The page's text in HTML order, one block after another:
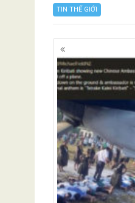
TIN THẾ GIỚI
Posts
navigation